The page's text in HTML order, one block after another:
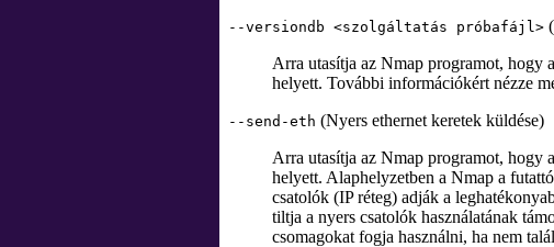
--versiondb <szolgáltatás próbafájl>
Arra utasítja az Nmap programot, hogy
helyett. További információkért nézze
--send-eth (Nyers ethernet keretek küldése)
Arra utasítja az Nmap programot, hogy
helyett. Alaphelyzetben a Nmap a
csatolók (IP réteg) adják a
tiltja a nyers csatolók használatának
csomagokat fogja használni, ha nem